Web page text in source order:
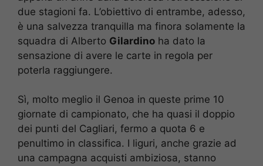
due stagioni fa. L’obiettivo di entrambe, adesso,
è una salvezza tranquilla ma finora solamente la
squadra di Alberto Gilardino ha dato la
sensazione di avere le carte in regola per
poterla raggiungere.
Sì, molto meglio il Genoa in queste prime 10
giornate di campionato, che ha quasi il doppio
dei punti del Cagliari, fermo a quota 6 e
penultimo in classifica. I liguri, anche grazie ad
una campagna acquisti ambiziosa, stanno